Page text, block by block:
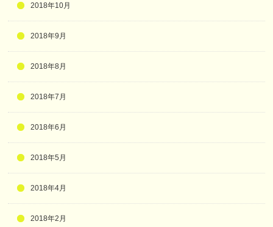
2018年10月
2018年9月
2018年8月
2018年7月
2018年6月
2018年5月
2018年4月
2018年2月